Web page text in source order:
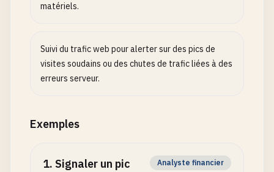
matériels.
Suivi du trafic web pour alerter sur des pics de
visites soudains ou des chutes de trafic liées à des
erreurs serveur.
Exemples
1. Signaler un pic
Analyste financier